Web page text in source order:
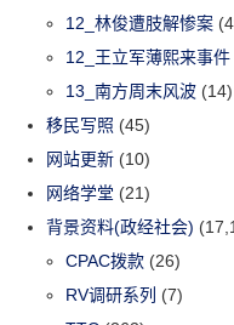
12_林俊遭肢解惨案
12_王立军薄熙来事件
13_南方周末风波 (14)
移民写照 (45)
网站更新 (10)
网络学堂 (21)
背景资料(政经社会)
CPAC拨款 (26)
RV调研系列 (7)